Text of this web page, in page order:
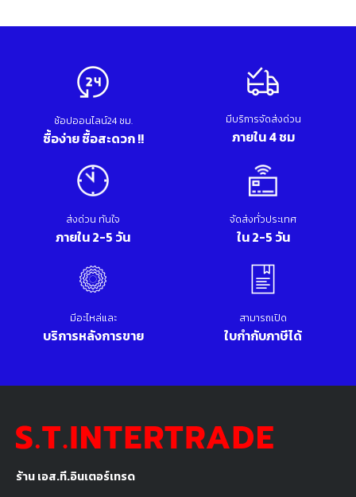
ร้าน เอส.ที.อินเตอร์เทรด
ช้อปออนไลน์24 ชม.
ซื้อง่าย ซื้อสะดวก !!
มีบริการจัดส่งด่วน
ภายใน 4 ชม
ส่งด่วน ทันใจ
ภายใน 2-5 วัน
จัดส่งทั่วประเทศ
ใน 2-5 วัน
มีอะไหล่และ
บริการหลังการขาย
สามารถเปิด
ใบกำกับภาษีได้